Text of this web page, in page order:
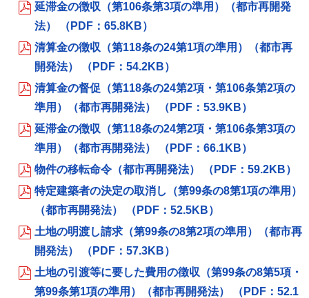
延滞金の徴収（第106条第3項の準用）（都市再開発
法） （PDF：65.8KB）
清算金の徴収（第118条の24第1項の準用）（都市再
開発法） （PDF：54.2KB）
清算金の督促（第118条の24第2項・第106条第2項の
準用）（都市再開発法） （PDF：53.9KB）
延滞金の徴収（第118条の24第2項・第106条第3項の
準用）（都市再開発法） （PDF：66.1KB）
物件の移転命令（都市再開発法） （PDF：59.2KB）
特定建築者の決定の取消し（第99条の8第1項の準用）
（都市再開発法） （PDF：52.5KB）
土地の明渡し請求（第99条の8第2項の準用）（都市再
開発法） （PDF：57.3KB）
土地の引渡等に要した費用の徴収（第99条の8第5項・
第99条第1項の準用）（都市再開発法） （PDF：52.1